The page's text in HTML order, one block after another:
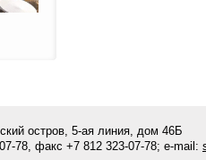
остров, 5-ая линия, дом 46Б
78, факс +7 812 323-07-78; e-mail: